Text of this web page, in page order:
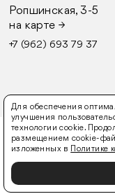
Ропшинская, 3-5
на карте →
+7 (962) 693 79 37
Для обеспечения
улучшения
технологии cookie.
размещением cookie-
изложенных в
Политике
©